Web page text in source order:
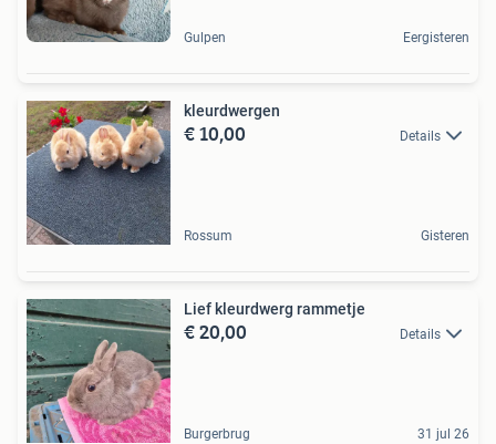
Gulpen Eergisteren
kleurdwergen
€ 10,00 Details
Rossum Gisteren
Lief kleurdwerg rammetje
€ 20,00 Details
Burgerbrug 31 jul 26